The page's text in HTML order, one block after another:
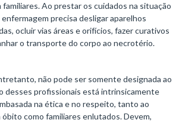
Ao prestar os cuidados na situação
precisa desligar aparelhos
ocluir vias áreas e orifícios, fazer curativos
o transporte do corpo ao necrotério.
não pode ser somente designada ao
desses profissionais está intrinsicamente
na ética e no respeito, tanto ao
como familiares enlutados. Devem,